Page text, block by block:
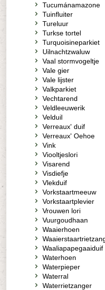
Tucumánamazone
Tuinfluiter
Tureluur
Turkse tortel
Turquoisineparkiet
Uilnachtzwaluw
Vaal stormvogeltje
Vale gier
Vale lijster
Valkparkiet
Vechtarend
Veldleeuwerik
Velduil
Verreaux' duif
Verreaux' Oehoe
Vink
Viooltjeslori
Visarend
Visdiefje
Vlekduif
Vorkstaartmeeuw
Vorkstaartplevier
Vrouwen lori
Vuurgoudhaan
Waaierhoen
Waaliapapegaaiduif
Waterhoen
Waterpieper
Waterral
Waterrietzanger